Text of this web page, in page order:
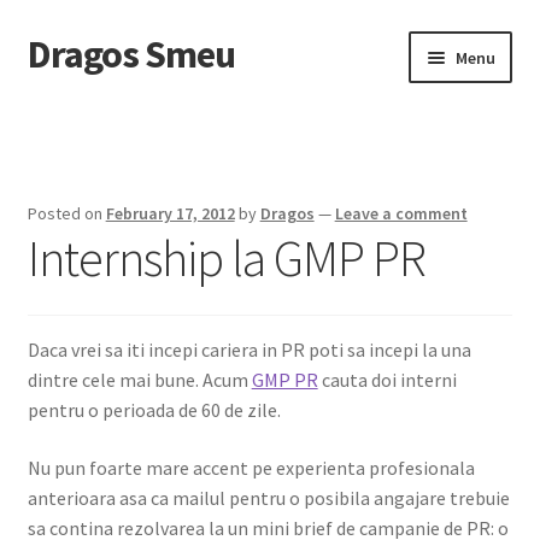
Skip
to
Skip
to
Dragos Smeu Menu
Checkout
DropDown
My account
Posted on February 17, 2012by Dragos — Leave a comment
Internship la GMP PR
Daca vrei sa iti incepi cariera in PR poti sa incepi la una
dintre cele mai bune. Acum GMP PR cauta doi interni
pentru o perioada de 60 de zile.
Nu pun foarte mare accent pe experienta profesionala
anterioara asa ca mailul pentru o posibila angajare trebuie
sa contina rezolvarea la un mini brief de campanie de PR: o